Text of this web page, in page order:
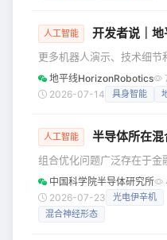
内存运
健行业。随着机器人设计
手，让不堪重负的护理人员
作压力。 为了了解护理机器
展方向，我们采访了毕生致
人工智能 开发者说｜地平线HoloAgent-0：构建具身执
更多机器人演示、技术细节
可见项目主页与技术报告。
代码：**
https://
https://arxiv.org/abs/
述 让A
地平线HorizonRobotics
2026-07-14
具身智能
人工智能 半导体所在混合神经形态光电
组合优化问题广泛存在于金
机器学习等领域。传统“冯·
在处理规模日益庞大的问题
瓶颈。光电伊辛机利用物理
中国科学院半导体研究所
2026-07-23
光电伊辛机
混合神经形态